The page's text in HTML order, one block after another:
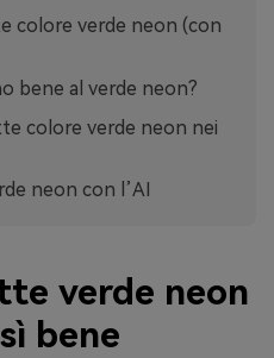
colore verde neon (con
bene al verde neon?
colore verde neon nei
neon con l’AI
verde neon
bene